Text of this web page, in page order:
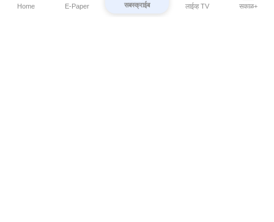
Home E-Paper सबस्क्राईब लाईव्ह TV सकाळ+